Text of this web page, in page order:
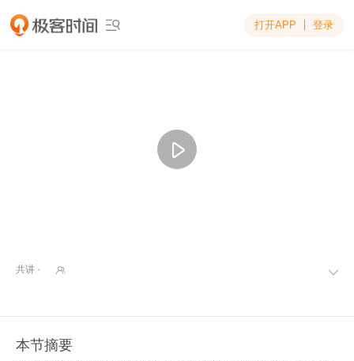
 打开APP 登录

共讲 · 
本节摘要